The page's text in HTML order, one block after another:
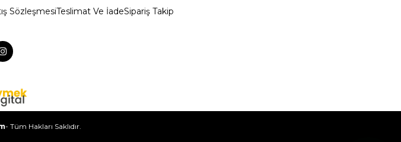
SözleşmesiTeslimat Ve İadeSipariş Takip
- Tüm Hakları Saklıdır.